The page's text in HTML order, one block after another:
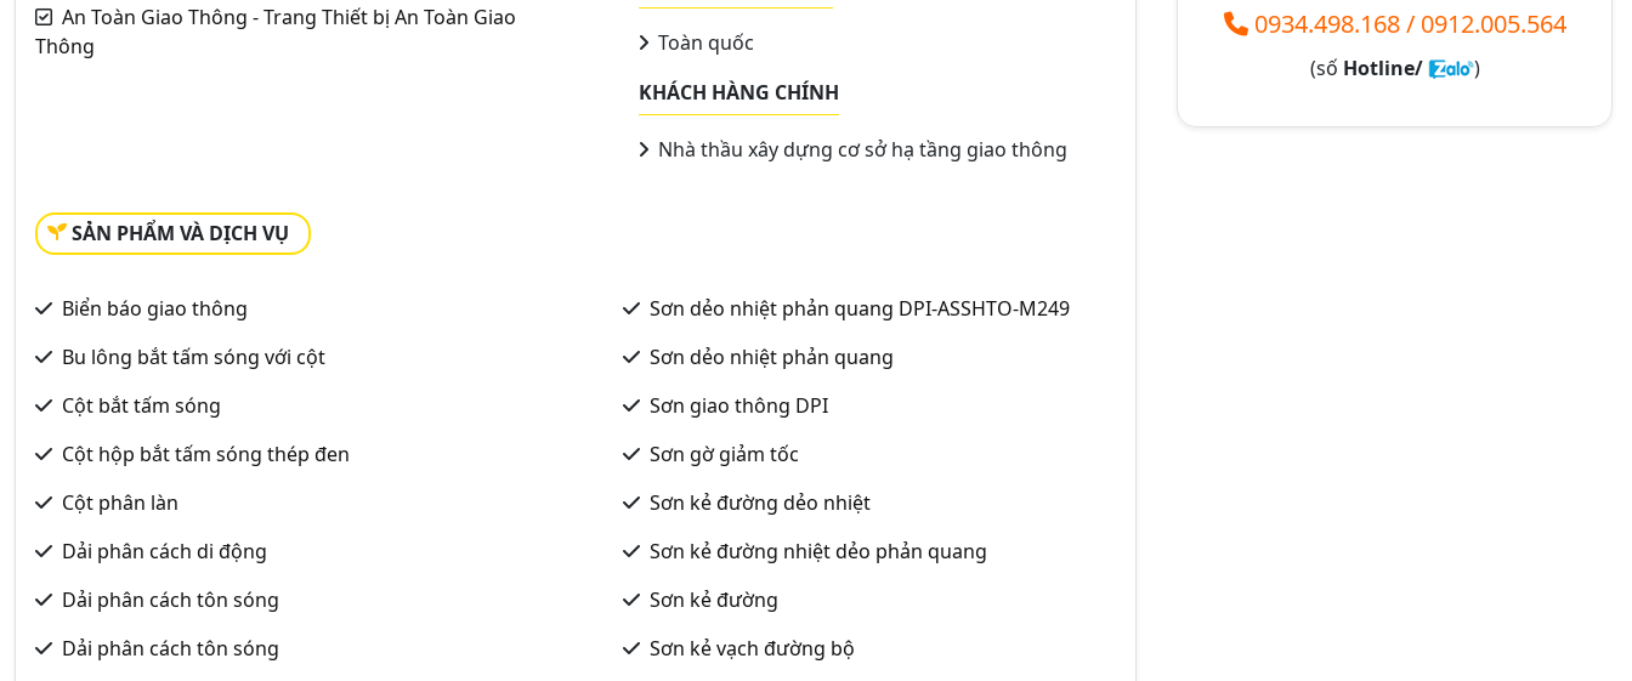
An Toàn Giao Thông - Trang Thiết bị An Toàn Giao
Thông
Toàn quốc
KHÁCH HÀNG CHÍNH
Nhà thầu xây dựng cơ sở hạ tầng giao thông
SẢN PHẨM VÀ DỊCH VỤ
Biển báo giao thông
Bu lông bắt tấm sóng với cột
Cột bắt tấm sóng
Cột hộp bắt tấm sóng thép đen
Cột phân làn
Dải phân cách di động
Dải phân cách tôn sóng
Dải phân cách tôn sóng
Sơn dẻo nhiệt phản quang DPI-ASSHTO-M249
Sơn dẻo nhiệt phản quang
Sơn giao thông DPI
Sơn gờ giảm tốc
Sơn kẻ đường dẻo nhiệt
Sơn kẻ đường nhiệt dẻo phản quang
Sơn kẻ đường
Sơn kẻ vạch đường bộ
0934.498.168/ 0912.005.564
(số Hotline/ )